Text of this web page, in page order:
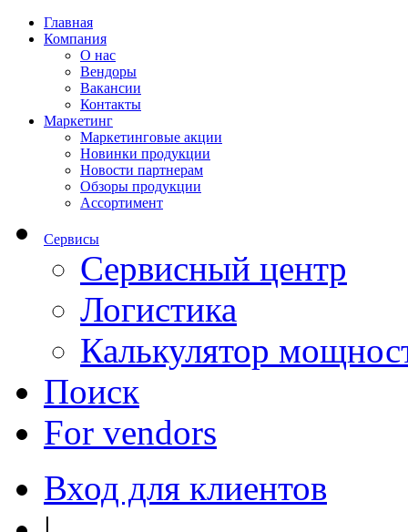
Главная
Компания
О нас
Вендоры
Вакансии
Контакты
Маркетинг
Маркетинговые акции
Новинки продукции
Новости партнерам
Обзоры продукции
Ассортимент
Сервисы
Сервисный центр
Логистика
Калькулятор
Поиск
For vendors
Вход для клиентов